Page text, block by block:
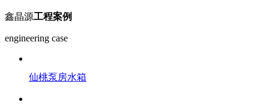
鑫晶源工程案例
engineering case
仙桃泵房水箱